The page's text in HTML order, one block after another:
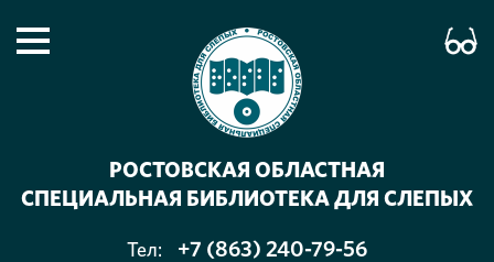
РОСТОВСКАЯ ОБЛАСТНАЯ
СПЕЦИАЛЬНАЯ БИБЛИОТЕКА ДЛЯ СЛЕПЫХ
Тел:
+7 (863) 240-79-56